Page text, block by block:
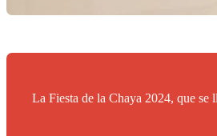
La Fiesta de la Chaya 2024, que se